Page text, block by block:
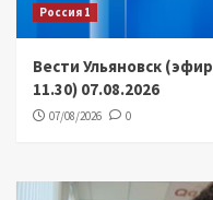
Россия 1
Вести Ульяновск (эфир
11.30) 07.08.2026
07/08/2026 0